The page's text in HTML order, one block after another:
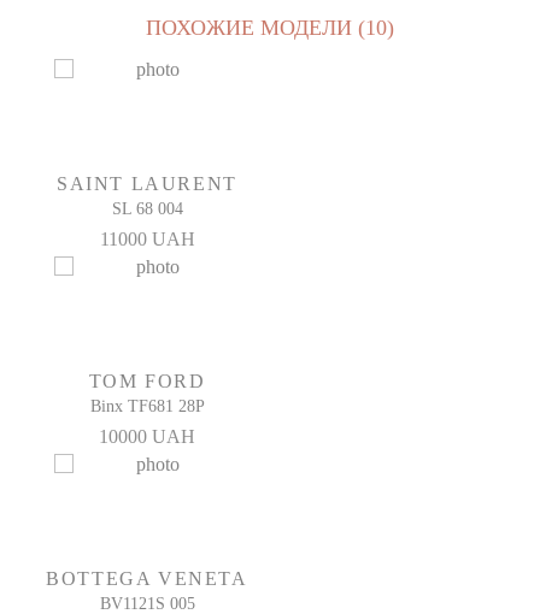
Материал оправы
BB0148S 001
Производитель:
Made in Italy
Защита глаз:
понравившиеся Вам очки из каталога нашего сайта —
ОСТАВИТЬ КОММЕНТАРИЙ
ПОХОЖИЕ МОДЕЛИ (10)
SAINT LAURENT
SL 68 004
11000 UAH
TOM FORD
Binx TF681 28P
10000 UAH
BOTTEGA VENETA
BV1121S 005